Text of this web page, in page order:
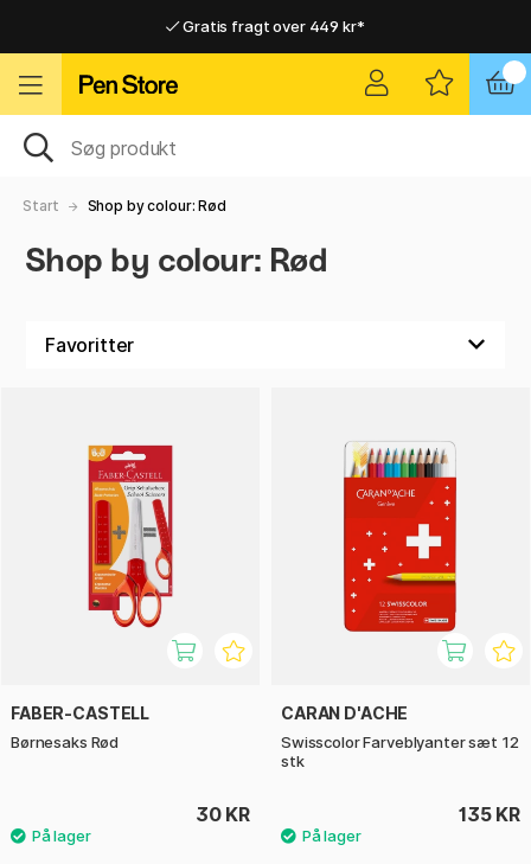
Gratis fragt over 449 kr*
Hurtigt til dør eller pakkeshop
Hurtigt til dør eller pakkeshop
Start Shop by colour: Rød
Shop by colour: Rød
FABER-CASTELL
Børnesaks Rød
30 KR
CARAN D'ACHE
Swisscolor Farveblyanter sæt 12
stk
135 KR